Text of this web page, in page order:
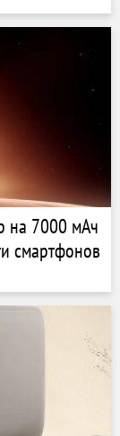
на 7000 мАч
смартфонов